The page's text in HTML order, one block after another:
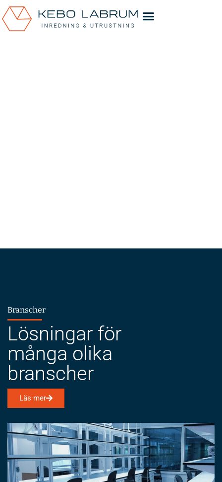
Branscher
Lösningar för
många olika
branscher
Läs mer